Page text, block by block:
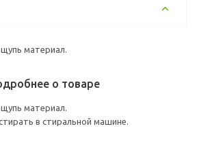
материал.
о товаре
материал.
в стиральной машине.